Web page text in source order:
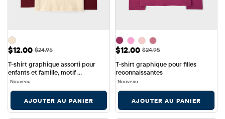
Prix ​​de vente: $12.00
$12.00 Prix ​​d'origine: $24.95
$24.95
T-shirt graphique assorti pour
enfants et famille, motif
Thanksgiving.
Nouveau
AJOUTER AU PANIER
Prix ​​de vente: $12.00
$12.00 Prix ​​d'origine: $24.95
$24.95
T-shirt graphique pour filles
reconnaissantes
Nouveau
AJOUTER AU PANIER